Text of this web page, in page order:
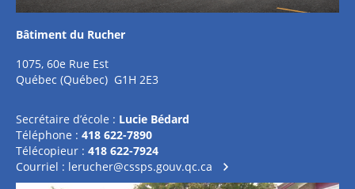
Bâtiment du Rucher
1075, 60e Rue Est
Québec (Québec) G1H 2E3
Secrétaire d’école : Lucie Bédard
Téléphone : 418 622-7890
Télécopieur : 418 622-7924
Courriel : lerucher@cssps.gouv.qc.ca